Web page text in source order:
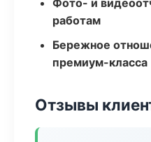
Фото- и
работам
Бережное
премиум-класса
Отзывы